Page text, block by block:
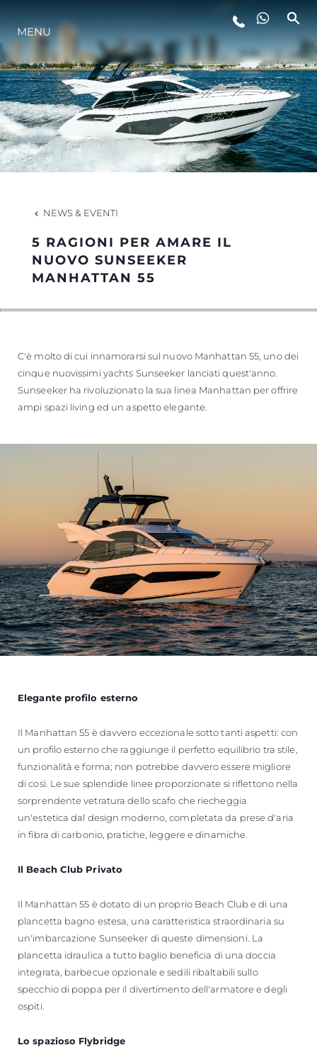
LIFESTYLE
INNOVAZIONE
L'AZIENDA
HERITAGE
VALUTA LA TUA IMBARCAZIONE
MENU
NEWS & EVENTI
5 RAGIONI PER AMARE IL
NUOVO SUNSEEKER
MANHATTAN 55
C'è molto di cui innamorarsi sul nuovo Manhattan 55, uno dei
cinque nuovissimi yachts Sunseeker lanciati quest'anno.
Sunseeker ha rivoluzionato la sua linea Manhattan per offrire
ampi spazi living ed un aspetto elegante.
Elegante profilo esterno
Il Manhattan 55 è davvero eccezionale sotto tanti aspetti: con
un profilo esterno che raggiunge il perfetto equilibrio tra stile,
funzionalità e forma; non potrebbe davvero essere migliore
di così. Le sue splendide linee proporzionate si riflettono nella
sorprendente vetratura dello scafo che riecheggia
un'estetica dal design moderno, completata da prese d'aria
in fibra di carbonio, pratiche, leggere e dinamiche.
Il Beach Club Privato
Il Manhattan 55 è dotato di un proprio Beach Club e di una
plancetta bagno estesa, una caratteristica straordinaria su
un'imbarcazione Sunseeker di queste dimensioni. La
plancetta idraulica a tutto baglio beneficia di una doccia
integrata, barbecue opzionale e sedili ribaltabili sullo
specchio di poppa per il divertimento dell'armatore e degli
ospiti.
Lo spazioso Flybridge